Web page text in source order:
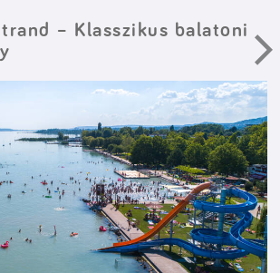
– Klasszikus balatoni